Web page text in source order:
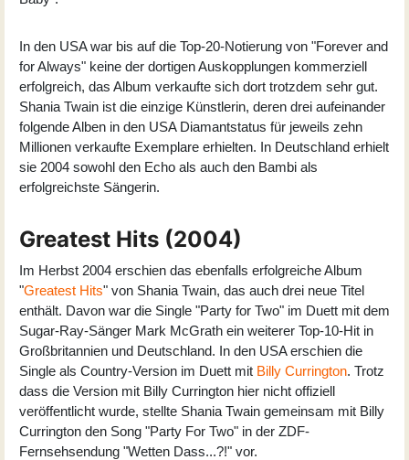
In den USA war bis auf die Top-20-Notierung von "Forever and
for Always" keine der dortigen Auskopplungen kommerziell
erfolgreich, das Album verkaufte sich dort trotzdem sehr gut.
Shania Twain ist die einzige Künstlerin, deren drei aufeinander
folgende Alben in den USA Diamantstatus für jeweils zehn
Millionen verkaufte Exemplare erhielten. In Deutschland erhielt
sie 2004 sowohl den Echo als auch den Bambi als
erfolgreichste Sängerin.
Greatest Hits (2004)
Im Herbst 2004 erschien das ebenfalls erfolgreiche Album
"Greatest Hits" von Shania Twain, das auch drei neue Titel
enthält. Davon war die Single "Party for Two" im Duett mit dem
Sugar-Ray-Sänger Mark McGrath ein weiterer Top-10-Hit in
Großbritannien und Deutschland. In den USA erschien die
Single als Country-Version im Duett mit Billy Currington. Trotz
dass die Version mit Billy Currington hier nicht offiziell
veröffentlicht wurde, stellte Shania Twain gemeinsam mit Billy
Currington den Song "Party For Two" in der ZDF-
Fernsehsendung "Wetten Dass...?!" vor.